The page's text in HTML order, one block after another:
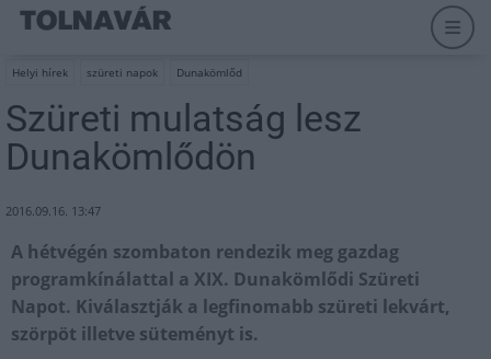
Helyi hírek szüreti napok Dunakömlőd
Szüreti mulatság lesz
Dunakömlődön
2016.09.16. 13:47
A hétvégén szombaton rendezik meg gazdag
programkínálattal a XIX. Dunakömlődi Szüreti
Napot. Kiválasztják a legfinomabb szüreti lekvárt,
szörpöt illetve süteményt is.